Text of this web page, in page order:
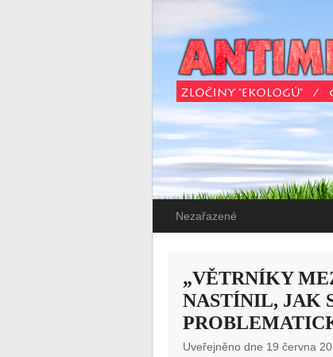
Nezařazené
„VĚTRNÍKY
NASTÍNIL, JAK
Uveřejněno dne 19 června